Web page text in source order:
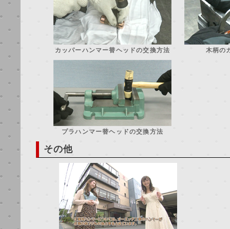
カッパーハンマー替ヘッドの交換方法 木柄の
プラハンマー替ヘッドの交換方法
その他